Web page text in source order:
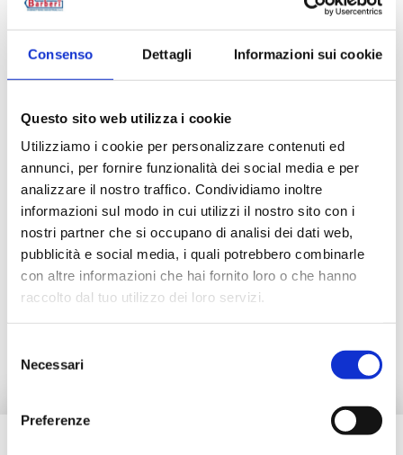
Consenso Dettagli Informazioni sui cookie
Questo sito web utilizza i cookie
Utilizziamo i cookie per personalizzare contenuti ed
annunci, per fornire funzionalità dei social media e per
analizzare il nostro traffico. Condividiamo inoltre
informazioni sul modo in cui utilizzi il nostro sito con i
nostri partner che si occupano di analisi dei dati web,
pubblicità e social media, i quali potrebbero combinarle
con altre informazioni che hai fornito loro o che hanno
raccolto dal tuo utilizzo dei loro servizi.
delNecessari
Preferenze
P93020000 G 3/4 M - G 1
P93025000 G 1 M - G 1 1/4
Descrição
Documentação
Produtos alternativos